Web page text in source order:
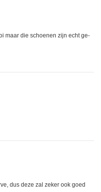
maar die schoenen zijn echt ge-
dus deze zal zeker ook goed